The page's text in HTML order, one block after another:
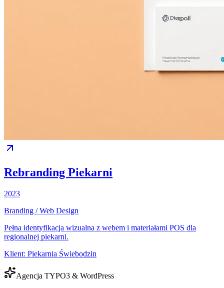
Rebranding Piekarni
2023
Branding / Web Design
Pełna identyfikacja wizualna z webem i materiałami POS dla
regionalnej piekarni.
Klient: Piekarnia Świebodzin
Agencja TYPO3 & WordPress